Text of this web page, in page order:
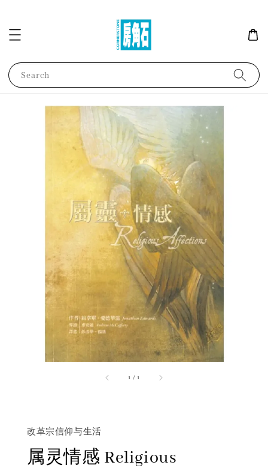
Search
1 /1
改革宗信仰与生活
属灵情感 Religious